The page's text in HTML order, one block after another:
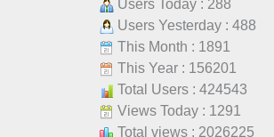
Users Today : 288
Users Yesterday : 488
This Month : 1891
This Year : 156201
Total Users : 424543
Views Today : 1291
Total views : 2026225